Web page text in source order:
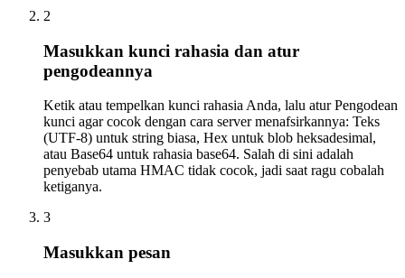
2
Masukkan kunci rahasia dan atur
pengodeannya
Ketik atau tempelkan kunci rahasia Anda, lalu atur Pengodean
kunci agar cocok dengan cara server menafsirkannya: Teks
(UTF-8) untuk string biasa, Hex untuk blob heksadesimal,
atau Base64 untuk rahasia base64. Salah di sini adalah
penyebab utama HMAC tidak cocok, jadi saat ragu cobalah
ketiganya.
3
Masukkan pesan